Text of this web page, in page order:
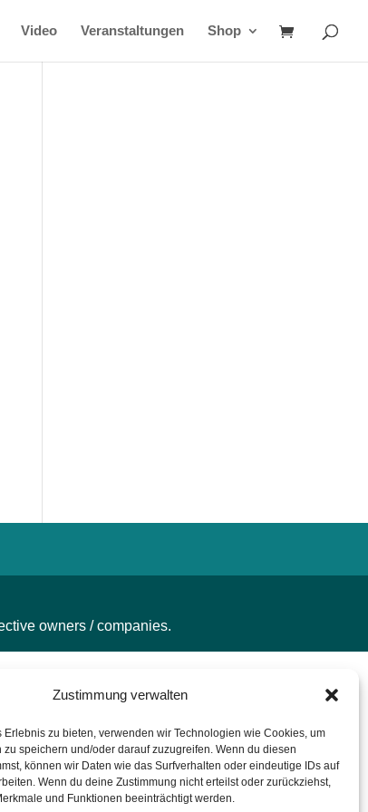
Zustimmung verwalten
Erlebnis zu bieten, verwenden wir Technologien wie Cookies, um
zu speichern und/oder darauf zuzugreifen. Wenn du diesen
können wir Daten wie das Surfverhalten oder eindeutige IDs auf
Wenn du deine Zustimmung nicht erteilst oder zurückziehst,
und Funktionen beeinträchtigt werden.
Video Veranstaltungen Shop
owners / companies.